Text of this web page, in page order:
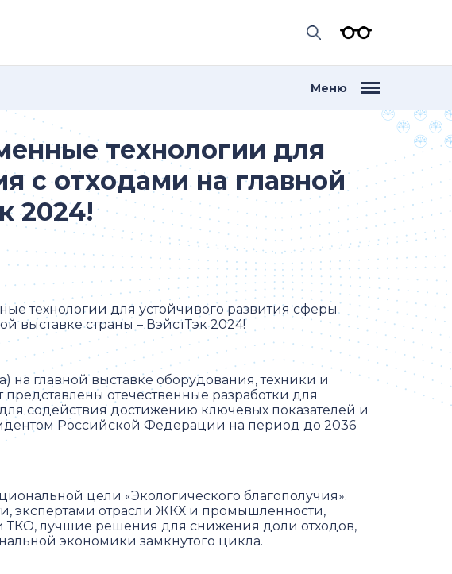
Меню
технологии для
с отходами на главной
2024!
технологии для устойчивого развития сферы
выставке страны – ВэйстТэк 2024!
на главной выставке оборудования, техники и
отечественные разработки для
содействия достижению ключевых показателей и
Российской Федерации на период до 2036
цели «Экологического благополучия».
экспертами отрасли ЖКХ и промышленности,
ТКО, лучшие решения для снижения доли отходов,
экономики замкнутого цикла.